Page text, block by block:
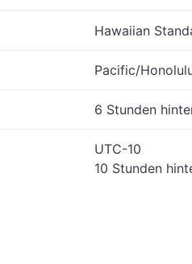
Hawaiian
Pacific/
6 Stunden
UTC-10
10 Stunden